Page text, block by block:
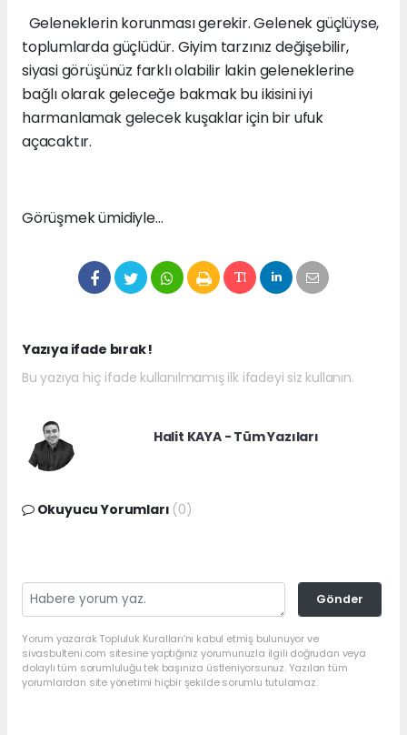
Geleneklerin korunması gerekir. Gelenek güçlüyse,
toplumlarda güçlüdür. Giyim tarzınız değişebilir,
siyasi görüşünüz farklı olabilir lakin geleneklerine
bağlı olarak geleceğe bakmak bu ikisini iyi
harmanlamak gelecek kuşaklar için bir ufuk
açacaktır.
Görüşmek ümidiyle…
Yazıya ifade bırak !
Bu yazıya hiç ifade kullanılmamış ilk ifadeyi siz kullanın.
Halit KAYA - Tüm Yazıları
Okuyucu Yorumları (0)
Gönder
Yorum yazarak Topluluk Kuralları’nı kabul etmiş bulunuyor ve
sivasbulteni.com sitesine yaptığınız yorumunuzla ilgili doğrudan veya
dolaylı tüm sorumluluğu tek başınıza üstleniyorsunuz. Yazılan tüm
yorumlardan site yönetimi hiçbir şekilde sorumlu tutulamaz.